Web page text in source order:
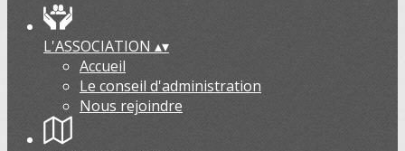
L'ASSOCIATION ▴▾
Accueil
Le conseil d'administration
Nous rejoindre